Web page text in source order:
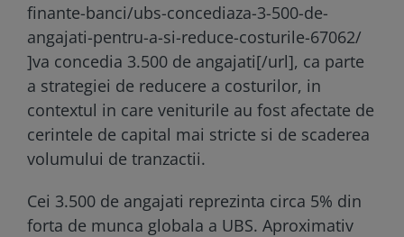
finante-banci/ubs-concediaza-3-500-de-
angajati-pentru-a-si-reduce-costurile-67062/
]va concedia 3.500 de angajati[/url], ca parte
a strategiei de reducere a costurilor, in
contextul in care veniturile au fost afectate de
cerintele de capital mai stricte si de scaderea
volumului de tranzactii.
Cei 3.500 de angajati reprezinta circa 5% din
forta de munca globala a UBS. Aproximativ